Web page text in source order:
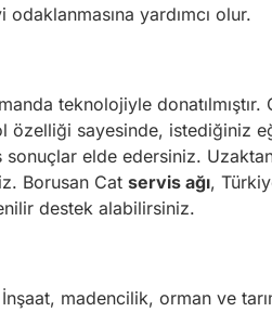
yardımcı olur.
teknolojiyle
özelliği sayesinde, istediğiniz
elde edersiniz.
Borusan Cat servis ağı,
destek alabilirsiniz.
madencilik, orman ve